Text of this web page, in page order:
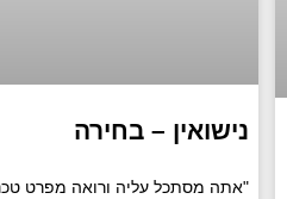
נישואין – בחירה
"אתה מסתכל עליה ורואה מפרט